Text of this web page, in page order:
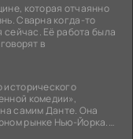
которая отчаянно
Сварна когда-то
сейчас. Её работа была
в
исторического
комедии»,
самим Данте. Она
рынке Нью-Йорка.